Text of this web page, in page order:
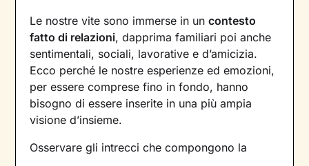
Le nostre vite sono immerse in uncontesto
fatto di relazioni, dapprima familiari poi anche
sentimentali, sociali, lavorative e d’amicizia.
Ecco perché le nostre esperienze ed emozioni,
per essere comprese fino in fondo, hanno
bisogno di essere inserite in una più ampia
visione d’insieme.
Osservare gli intrecci che compongono la